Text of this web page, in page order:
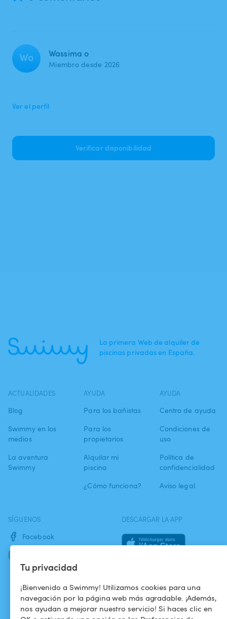
Tu privacidad
¡Bienvenido a Swimmy! Utilizamos cookies para una
navegación por la página web más agradable. ¡Además,
nos ayudan a mejorar nuestro servicio! Si haces clic en
Wo Wassima o
Miembro desde 2026
Ver el perfil
Verificar disponibilidad
La primera Web de alquiler de
piscinas privadas en España.
ACTUALIDADES
Blog
Swimmy en los
medios
La aventura
Swimmy
AYUDA
Para los bañistas
Para los
propietarios
Alquilar mi
piscina
¿Cómo funciona?
AYUDA
Centro de ayuda
Condiciones de
uso
Política de
confidencialidad
Aviso legal
SÍGUENOS
Facebook
DESCARGAR LA APP